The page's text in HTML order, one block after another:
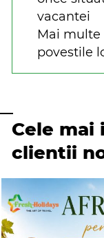
vacantei
Mai multe
povestile
Cele mai
clientii